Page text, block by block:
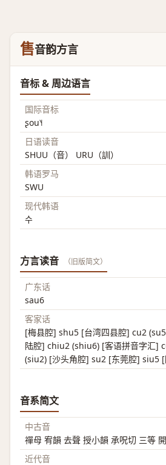
售音韵方言
音标 & 周边语言
国际音标
ʂou˥˧
日语读音
SHUU（音） URU（訓）
韩语罗马
SWU
现代韩语
수
方言读音 （旧版简文）
广东话
sau6
客家话
[梅县腔] shu5 [台湾四县腔] cu2
陆腔] chiu2 (shiu6) [客语拼音字汇]
(siu2) [沙头角腔] su2 [东莞腔] siu5
音系简文
中古音
禪母 宥韻 去聲 授小韻 承呪切 三等 開
近代音